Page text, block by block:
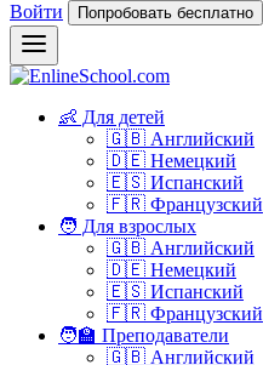
Войти Попробовать бесплатно
👶 Для детей
🇬🇧 Английский
🇩🇪 Немецкий
🇪🇸 Испанский
🇫🇷 Французский
🧑 Для взрослых
🇬🇧 Английский
🇩🇪 Немецкий
🇪🇸 Испанский
🇫🇷 Французский
🧑‍🏫 Преподаватели
🇬🇧 Английский